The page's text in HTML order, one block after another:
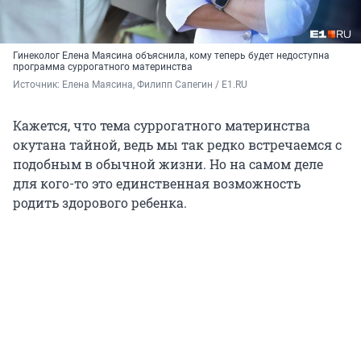
Гинеколог Елена Маясина объяснила, кому теперь будет недоступна
программа суррогатного материнства
Источник: Елена Маясина, Филипп Сапегин / E1.RU
Кажется, что тема суррогатного материнства
окутана тайной, ведь мы так редко встречаемся с
подобным в обычной жизни. Но на самом деле
для кого-то это единственная возможность
родить здорового ребенка.